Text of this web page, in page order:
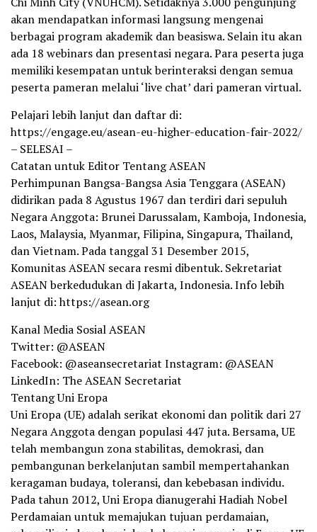
akan mendapatkan informasi langsung mengenai
berbagai program akademik dan beasiswa. Selain itu akan
ada 18 webinars dan presentasi negara. Para peserta juga
memiliki kesempatan untuk berinteraksi dengan semua
peserta pameran melalui ‘live chat’ dari pameran virtual.
Pelajari lebih lanjut dan daftar di:
https://engage.eu/asean-eu-higher-education-fair-2022/
– SELESAI –
Catatan untuk Editor Tentang ASEAN
Perhimpunan Bangsa-Bangsa Asia Tenggara (ASEAN)
didirikan pada 8 Agustus 1967 dan terdiri dari sepuluh
Negara Anggota: Brunei Darussalam, Kamboja, Indonesia,
Laos, Malaysia, Myanmar, Filipina, Singapura, Thailand,
dan Vietnam. Pada tanggal 31 Desember 2015,
Komunitas ASEAN secara resmi dibentuk. Sekretariat
ASEAN berkedudukan di Jakarta, Indonesia. Info lebih
lanjut di: https://asean.org
Kanal Media Sosial ASEAN
Twitter: @ASEAN
Facebook: @aseansecretariat Instagram: @ASEAN
LinkedIn: The ASEAN Secretariat
Tentang Uni Eropa
Uni Eropa (UE) adalah serikat ekonomi dan politik dari 27
Negara Anggota dengan populasi 447 juta. Bersama, UE
telah membangun zona stabilitas, demokrasi, dan
pembangunan berkelanjutan sambil mempertahankan
keragaman budaya, toleransi, dan kebebasan individu.
Pada tahun 2012, Uni Eropa dianugerahi Hadiah Nobel
Perdamaian untuk memajukan tujuan perdamaian,